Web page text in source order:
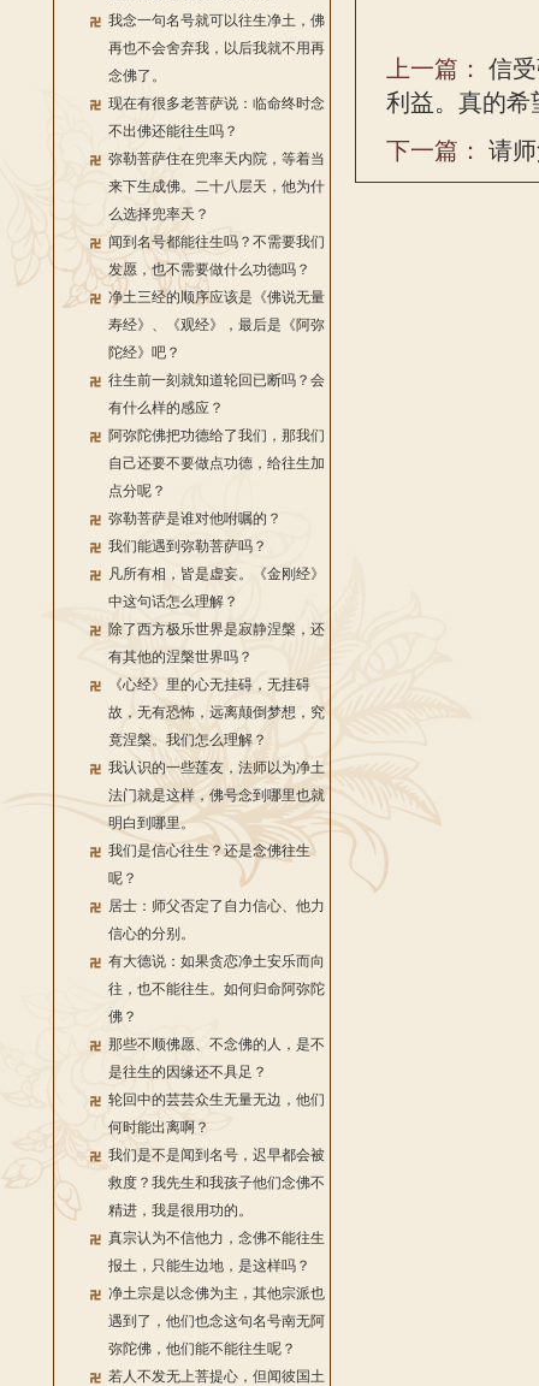
我念一句名号就可以往生净土，佛
再也不会舍弃我，以后我就不用再
念佛了。
现在有很多老菩萨说：临命终时念
不出佛还能往生吗？
弥勒菩萨住在兜率天内院，等着当
来下生成佛。二十八层天，他为什
么选择兜率天？
闻到名号都能往生吗？不需要我们
发愿，也不需要做什么功德吗？
净土三经的顺序应该是《佛说无量
寿经》、《观经》，最后是《阿弥
陀经》吧？
往生前一刻就知道轮回已断吗？会
有什么样的感应？
阿弥陀佛把功德给了我们，那我们
自己还要不要做点功德，给往生加
点分呢？
弥勒菩萨是谁对他咐嘱的？
我们能遇到弥勒菩萨吗？
凡所有相，皆是虚妄。《金刚经》
中这句话怎么理解？
除了西方极乐世界是寂静涅槃，还
有其他的涅槃世界吗？
《心经》里的心无挂碍，无挂碍
故，无有恐怖，远离颠倒梦想，究
竟涅槃。我们怎么理解？
我认识的一些莲友，法师以为净土
法门就是这样，佛号念到哪里也就
明白到哪里。
我们是信心往生？还是念佛往生
呢？
居士：师父否定了自力信心、他力
信心的分别。
有大德说：如果贪恋净土安乐而向
往，也不能往生。如何归命阿弥陀
佛？
那些不顺佛愿、不念佛的人，是不
是往生的因缘还不具足？
轮回中的芸芸众生无量无边，他们
何时能出离啊？
我们是不是闻到名号，迟早都会被
救度？我先生和我孩子他们念佛不
精进，我是很用功的。
真宗认为不信他力，念佛不能往生
报土，只能生边地，是这样吗？
净土宗是以念佛为主，其他宗派也
遇到了，他们也念这句名号南无阿
弥陀佛，他们能不能往生呢？
若人不发无上菩提心，但闻彼国土
上一篇： 信
利益。真的希
下一篇： 请